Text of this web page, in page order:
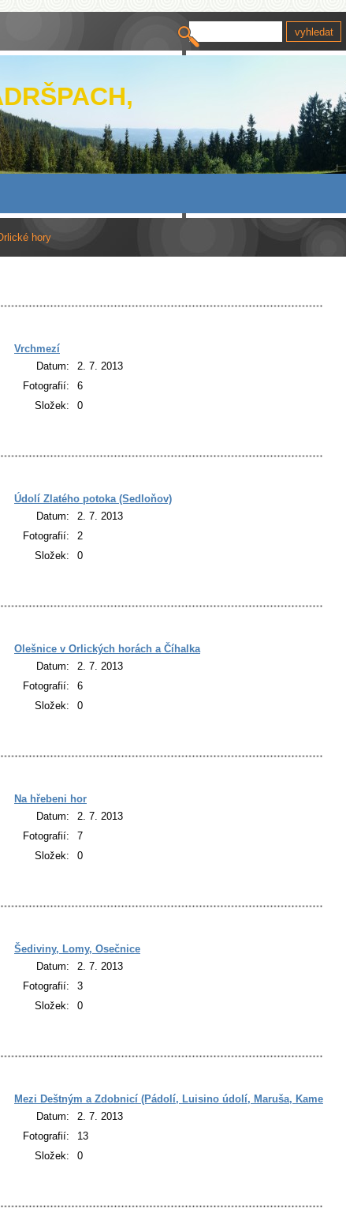
hory
Vrchmezí
Datum:
2. 7. 2013
Fotografií:
6
Složek:
0
Údolí Zlatého potoka (Sedloňov)
Datum:
2. 7. 2013
Fotografií:
2
Složek:
0
Olešnice v Orlických horách a Číhalka
Datum:
2. 7. 2013
Fotografií:
6
Složek:
0
Na hřebeni hor
Datum:
2. 7. 2013
Fotografií:
7
Složek:
0
Šediviny, Lomy, Osečnice
Datum:
2. 7. 2013
Fotografií:
3
Složek:
0
Mezi Deštným a Zdobnicí (Pádolí, Luisino údolí, Maruša,
Datum:
2. 7. 2013
Fotografií:
13
Složek:
0